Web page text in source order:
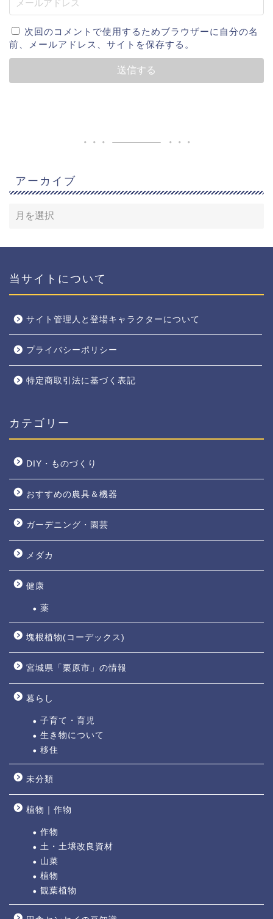
次回のコメントで使用するためブラウザーに自分の名
前、メールアドレス、サイトを保存する。
アーカイブ
当サイトについて
サイト管理人と登場キャラクターについて
プライバシーポリシー
特定商取引法に基づく表記
カテゴリー
DIY・ものづくり
おすすめの農具＆機器
ガーデニング・園芸
メダカ
健康
薬
塊根植物(コーデックス)
宮城県「栗原市」の情報
暮らし
子育て・育児
生き物について
移住
未分類
植物｜作物
作物
土・土壌改良資材
山菜
植物
観葉植物